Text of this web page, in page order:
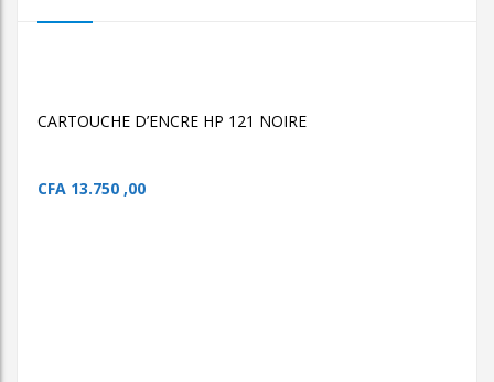
HP 121 NOIRE
CARTOUCHE D’ENCRE HP 121 NOIRE
CFA 13.750 ,00